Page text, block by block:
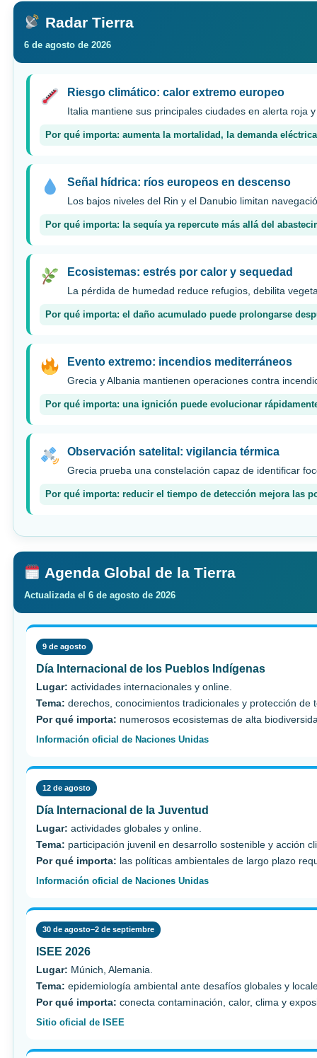
Radar Tierra
6 de agosto de 2026
Riesgo climático: calor extremo europeo
Italia mantiene sus principales ciudades en alerta roja
Por qué importa: aumenta la mortalidad, la demanda
Señal hídrica: ríos europeos en descenso
Los bajos niveles del Rin y el Danubio limitan
Por qué importa: la sequía ya repercute más allá del
Ecosistemas: estrés por calor y sequedad
La pérdida de humedad reduce refugios, debilita
Por qué importa: el daño acumulado puede prolongarse
Evento extremo: incendios mediterráneos
Grecia y Albania mantienen operaciones contra
Por qué importa: una ignición puede evolucionar
Observación satelital: vigilancia térmica
Grecia prueba una constelación capaz de identificar
Por qué importa: reducir el tiempo de detección mejora las
Agenda Global de la Tierra
Actualizada el 6 de agosto de 2026
9 de agosto
Día Internacional de los Pueblos Indígenas
Lugar: actividades internacionales y online.
Tema: derechos, conocimientos tradicionales y protección de
Por qué importa: numerosos ecosistemas de alta
Información oficial de Naciones Unidas
12 de agosto
Día Internacional de la Juventud
Lugar: actividades globales y online.
Tema: participación juvenil en desarrollo sostenible y acción
Por qué importa: las políticas ambientales de largo plazo
Información oficial de Naciones Unidas
30 de agosto–2 de septiembre
ISEE 2026
Lugar: Múnich, Alemania.
Tema: epidemiología ambiental ante desafíos globales y
Por qué importa: conecta contaminación, calor, clima y
Sitio oficial de ISEE